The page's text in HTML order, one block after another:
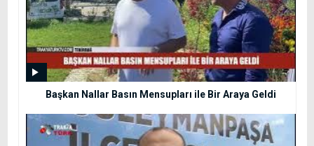
Başkan Nallar Basın Mensupları ile Bir Araya Geldi